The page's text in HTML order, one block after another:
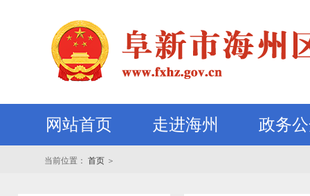
网站首页 走进海州 政务
当前位置： 首页 ＞